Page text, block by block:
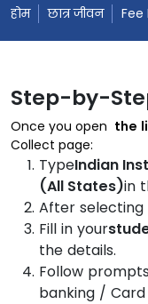
होम छात्र जीवन Fee
Step-by-
Once you open the
Collect page:
TypeIndian
(All States)in
After
Fill in your
the details.
Follow
banking /